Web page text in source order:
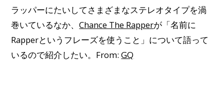
ラッパーにたいしてさまざまなステレオタイプを渦
巻いているなか、Chance The Rapperが「名前に
Rapperというフレーズを使うこと」について語って
いるので紹介したい。From:GQ